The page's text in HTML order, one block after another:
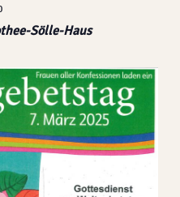
Sölle-Haus